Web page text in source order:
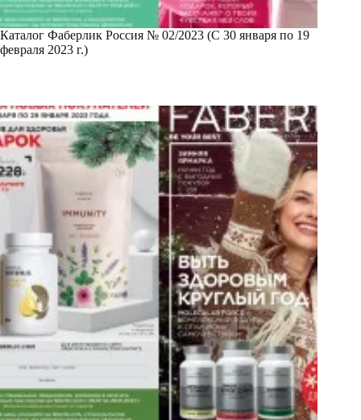
Каталог Фаберлик Россия № 02/2023 (С 30 января по 19
февраля 2023 г.)